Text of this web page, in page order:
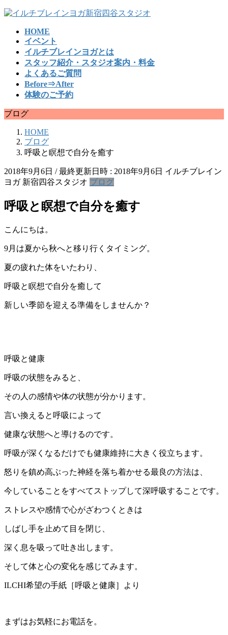
コ
プ
ナ
動
HOME
イベント
イルチブレインヨガとは
スタッフ紹介・スタジオ案内・料金
よくあるご質問
Before⇒After
体験のご予約
ブログ
HOME
ブログ
呼吸と瞑想で自分を癒す
2018年9月6日 / 最終更新日時 : 2018年9月6日 イルチブレイン
ヨガ 新宿四谷スタジオ ブログ
呼吸と瞑想で自分を癒す
こんにちは。
9月は夏から秋へと移り行くタイミング。
夏の疲れた体をいたわり、
呼吸と瞑想で自分を癒して
新しい季節を迎える準備をしませんか？
呼吸と健康
呼吸の状態をみると、
その人の感情や体の状態が分かります。
言い換えると呼吸によって
健康な状態へと導けるのです。
呼吸が深くなるだけでも健康維持に大きく役立ちます。
怒りを鎮め高ぶった神経を落ち着かせる最良の方法は、
今していることをすべてストップして深呼吸することです。
ストレスや感情で心がざわつくときは
しばし手を止めて目を閉じ、
深く息を吸って吐き出します。
そして体と心の変化を感じてみます。
ILCHI希望の手紙［呼吸と健康］より
まずはお気軽にお電話を。